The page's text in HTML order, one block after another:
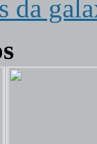
da